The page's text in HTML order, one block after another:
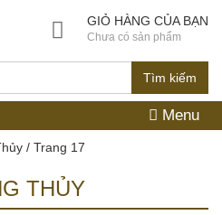
Tìm kiếm
GIỎ HÀNG CỦA BẠN
Chưa có sản phẩm
Menu
/ Trang 17
THỦY